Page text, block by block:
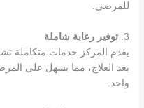
للمرضى.
3. توفير رعاية شاملة
يقدم المركز خدمات متكاملة
بعد العلاج، مما يسهل على
واحد.